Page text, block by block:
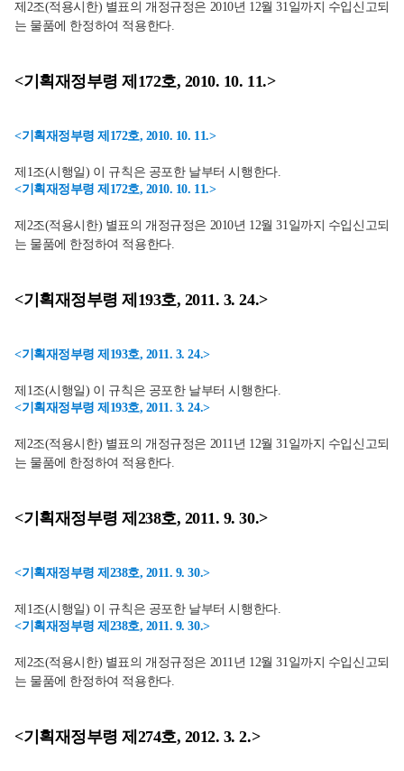
제2조(적용시한) 별표의 개정규정은 2010년 12월 31일까지 수입신고되
는 물품에 한정하여 적용한다.
<기획재정부령 제172호, 2010. 10. 11.>
<기획재정부령 제172호, 2010. 10. 11.>
제1조(시행일) 이 규칙은 공포한 날부터 시행한다.
<기획재정부령 제172호, 2010. 10. 11.>
제2조(적용시한) 별표의 개정규정은 2010년 12월 31일까지 수입신고되
는 물품에 한정하여 적용한다.
<기획재정부령 제193호, 2011. 3. 24.>
<기획재정부령 제193호, 2011. 3. 24.>
제1조(시행일) 이 규칙은 공포한 날부터 시행한다.
<기획재정부령 제193호, 2011. 3. 24.>
제2조(적용시한) 별표의 개정규정은 2011년 12월 31일까지 수입신고되
는 물품에 한정하여 적용한다.
<기획재정부령 제238호, 2011. 9. 30.>
<기획재정부령 제238호, 2011. 9. 30.>
제1조(시행일) 이 규칙은 공포한 날부터 시행한다.
<기획재정부령 제238호, 2011. 9. 30.>
제2조(적용시한) 별표의 개정규정은 2011년 12월 31일까지 수입신고되
는 물품에 한정하여 적용한다.
<기획재정부령 제274호, 2012. 3. 2.>